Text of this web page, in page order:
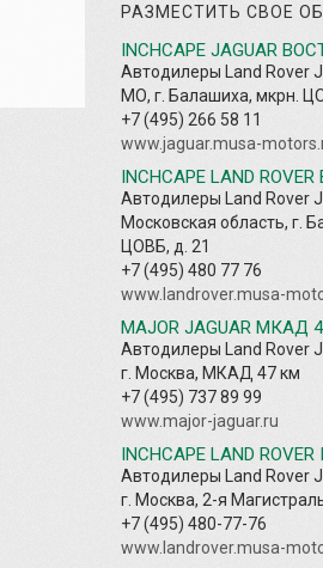
РАЗМЕСТИТЬ СВОЕ
INCHCAPE JAGUAR
Автодилеры Land Rover
МО, г. Балашиха, мкрн.
+7 (495) 266 58 11
www.jaguar.musa-
INCHCAPE LAND
Автодилеры Land Rover
Московская область, г.
ЦОВБ, д. 21
+7 (495) 480 77 76
www.landrover.musa-
MAJOR JAGUAR МКАД
Автодилеры Land Rover
г. Москва, МКАД 47 км
+7 (495) 737 89 99
www.major-jaguar.ru
INCHCAPE LAND
Автодилеры Land Rover
г. Москва, 2-я
+7 (495) 480-77-76
www.landrover.musa-